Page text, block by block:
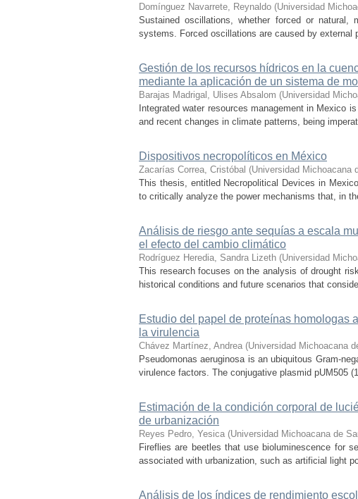
Domínguez Navarrete, Reynaldo (Universidad
Sustained oscillations, whether forced or natural,
systems. Forced oscillations are caused by
Gestión de los recursos hídricos en la
mediante la aplicación de un sistema de
Barajas Madrigal, Ulises Absalom (Universidad
Integrated water resources management in Mexico
and recent changes in climate patterns, being
Dispositivos necropolíticos en México
Zacarías Correa, Cristóbal (Universidad Michoacana
This thesis, entitled Necropolitical Devices in
to critically analyze the power mechanisms that, in
Análisis de riesgo ante sequías a escala
el efecto del cambio climático
Rodríguez Heredia, Sandra Lizeth (Universidad
This research focuses on the analysis of drought
historical conditions and future scenarios that
Estudio del papel de proteínas homologas
la virulencia
Chávez Martínez, Andrea (Universidad Michoacana
Pseudomonas aeruginosa is an ubiquitous Gram-
virulence factors. The conjugative plasmid pUM505
Estimación de la condición corporal de
de urbanización
Reyes Pedro, Yesica (Universidad Michoacana de
Fireflies are beetles that use bioluminescence for
associated with urbanization, such as artificial light
Análisis de los índices de rendimiento